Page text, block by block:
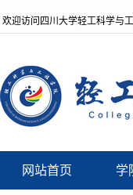
欢迎访问四川大学轻工科学与工
网站首页 学